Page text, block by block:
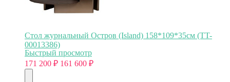
Стол журнальный Остров (Island) 158*109*35см (TT-
00013386)
Быстрый просмотр
171 200 ₽ 161 600 ₽